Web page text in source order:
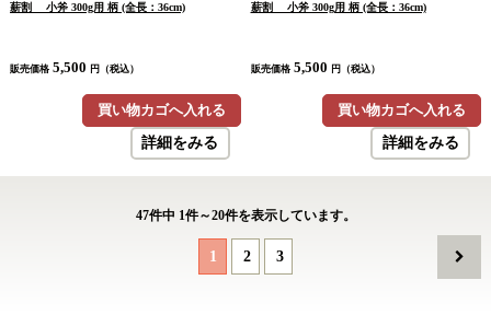
薪割 小斧 300g用 柄 (全長：36cm)
販売価格 5,500 円（税込）
買い物カゴへ入れる
詳細をみる
薪割 小斧 300g用 柄 (全長：36cm)
販売価格 5,500 円（税込）
買い物カゴへ入れる
詳細をみる
47件中 1件～20件を表示しています。
1 2 3